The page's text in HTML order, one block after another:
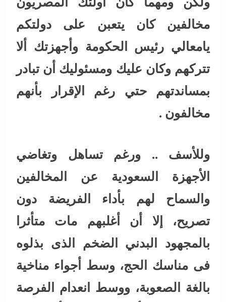
مخالفين كان يتعبن على دولتكم
يامعالي رئيس الحكومة وأجهزتك ألا
تتركهم وكان عليك ومسئوليك أن تبادر
بمساندتهم حتي رغم الإقرار بأنهم
مخالفون .
وللأسف .. ورغم تساهل وتغاضي
الأجهزة السعودية عن المخالفين
والسماح لهم بأداء الفريضة دون
تصريح، إلا أن أغلبهم مات متأثرا
بالمجهود البدني الضخم الذى بذلوه
فى مناسك الحج، وسط أجواء مناخية
بالغة الصعوبة، ووسط انعدام الفرصة